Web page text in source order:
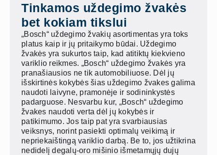
Tinkamos uždegimo žvakės
bet kokiam tikslui
„Bosch“ uždegimo žvakių asortimentas yra toks
platus kaip ir jų pritaikymo būdai. Uždegimo
žvakės yra sukurtos taip, kad atitiktų kiekvieno
variklio reikmes. „Bosch“ uždegimo žvakės yra
pranašiausios ne tik automobiliuose. Dėl jų
išskirtinės kokybės šias uždegimo žvakes galima
naudoti laivyne, pramonėje ir sodininkystės
padarguose. Nesvarbu kur, „Bosch“ uždegimo
žvakes naudoti verta dėl jų kokybės ir
patikimumo. Jos taip pat yra svarbiausias
veiksnys, norint pasiekti optimalų veikimą ir
nepriekaištingą variklio darbą. Be to, jos užtikrina
nedidelį degalų-oro mišinio išmetamųjų dujų